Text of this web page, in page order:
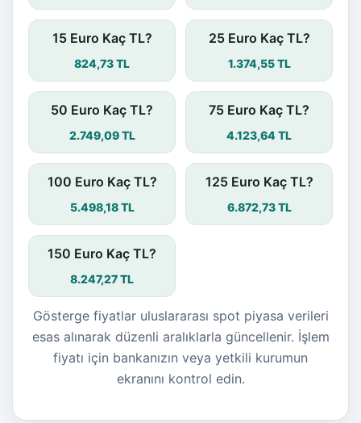
15 Euro Kaç TL?
824,73 TL
25 Euro Kaç TL?
1.374,55 TL
50 Euro Kaç TL?
2.749,09 TL
75 Euro Kaç TL?
4.123,64 TL
100 Euro Kaç TL?
5.498,18 TL
125 Euro Kaç TL?
6.872,73 TL
150 Euro Kaç TL?
8.247,27 TL
Gösterge fiyatlar uluslararası spot piyasa verileri
esas alınarak düzenli aralıklarla güncellenir. İşlem
fiyatı için bankanızın veya yetkili kurumun
ekranını kontrol edin.